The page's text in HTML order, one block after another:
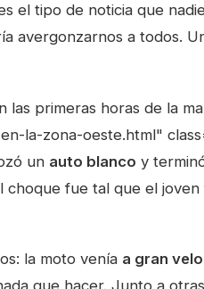
el tipo de noticia que
avergonzarnos a todos.
las primeras horas de la
la-zona-oeste.html"
un auto blanco y
choque fue tal que el
la moto venía a gran
que hacer. Junto a